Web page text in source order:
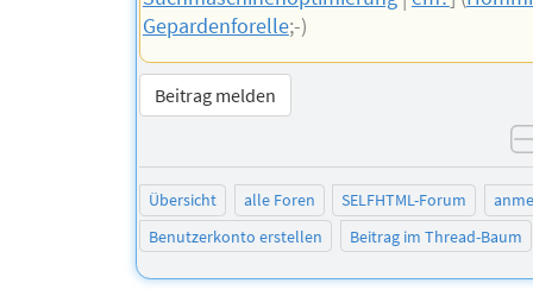
Gepardenforelle;-)
Beitrag melden
Übersicht alle Foren SELFHTML-Forum
Benutzerkonto erstellen
Beitrag im Thread-Baum